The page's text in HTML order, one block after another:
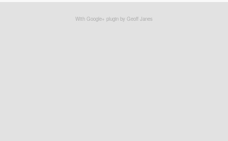
With Google+ plugin by Geoff Janes